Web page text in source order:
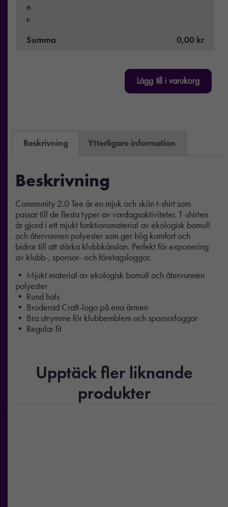
n
r.
Summa 0,00 kr
Lägg till i varukorg
Beskrivning Ytterligare information
Beskrivning
Community 2.0 Tee är en mjuk och skön t-shirt som
passar till de flesta typer av vardagsaktiviteter. T-shirten
är gjord i ett mjukt funktionsmaterial av ekologisk bomull
och återvunnen polyester som ger hög komfort och
bidrar till att stärka klubbkänslan. Perfekt för exponering
av klubb-, sponsor- och företagsloggor.
• Mjukt material av ekologisk bomull och återvunnen
polyester
• Rund hals
• Broderad Craft-logo på ena ärmen
• Bra utrymme för klubbemblem och sponsorloggor
• Regular fit
Upptäck fler liknande
produkter